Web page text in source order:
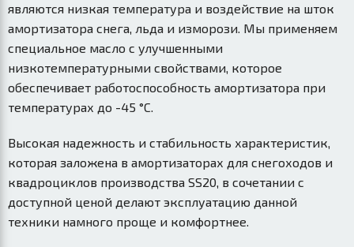
являются низкая температура и воздействие на шток
амортизатора снега, льда и изморози. Мы применяем
специальное масло с улучшенными
низкотемпературными свойствами, которое
обеспечивает работоспособность амортизатора при
температурах до -45 °С.
Высокая надежность и стабильность характеристик,
которая заложена в амортизаторах для снегоходов и
квадроциклов производства SS20, в сочетании с
доступной ценой делают эксплуатацию данной
техники намного проще и комфортнее.